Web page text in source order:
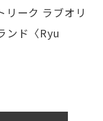
リーク ラブオリ
ンド〈Ryu